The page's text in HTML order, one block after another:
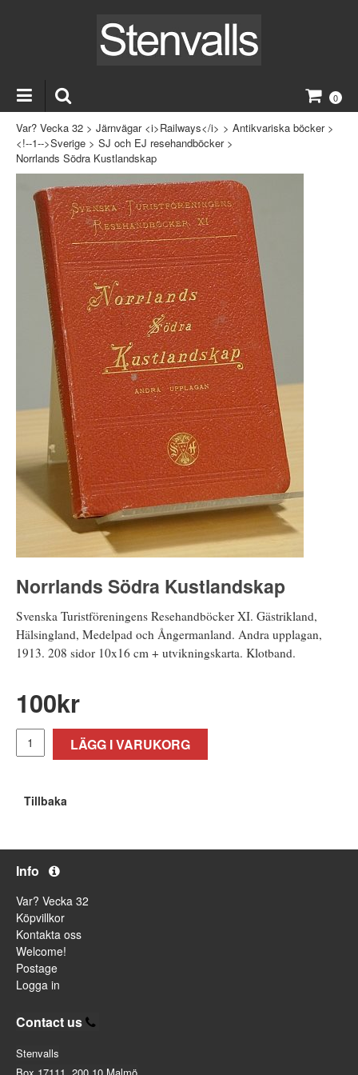
0
Var? Vecka 32 > Järnvägar <i>Railways</i> > Antikvariska böcker>
<!--1-->Sverige > SJ och EJ resehandböcker>
Norrlands Södra Kustlandskap
Norrlands Södra Kustlandskap
Svenska Turistföreningens Resehandböcker XI. Gästrikland,
Hälsingland, Medelpad och Ångermanland. Andra upplagan,
1913. 208 sidor 10x16 cm + utvikningskarta. Klotband.
100kr
LÄGG I VARUKORG
Tillbaka
Info
Var? Vecka 32
Köpvillkor
Kontakta oss
Welcome!
Postage
Logga in
Contact us
Stenvalls